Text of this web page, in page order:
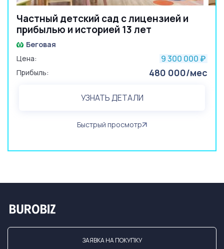
Частный детский сад с лицензией и
прибылью и историей 13 лет
Беговая
Цена:
9 300 000 ₽
Прибыль: 480 000/мес
УЗНАТЬ ДЕТАЛИ
Быстрый просмотр
ЗАЯВКА НА ПОКУПКУ